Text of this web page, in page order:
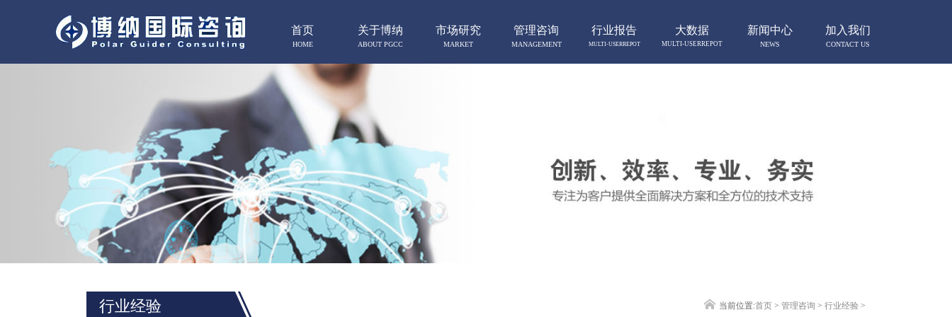
首页
HOME
关于博纳
ABOUT PGCC
市场研究
MARKET
管理咨询
MANAGEMENT
行业报告
MULTI-USERREPOT
大数据
MULTI-USERREPOT
新闻中心
NEWS
加入我们
CONTACT US
行业经验 当前位置:首页 > 管理咨询 > 行业经验 >